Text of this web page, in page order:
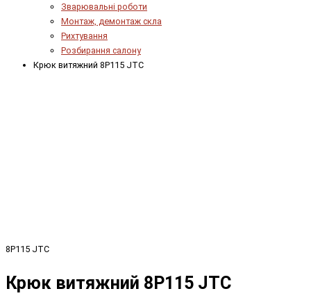
Зварювальні роботи
Монтаж, демонтаж скла
Рихтування
Розбирання салону
Крюк витяжний 8P115 JTC
8P115 JTC
Крюк витяжний 8P115 JTC